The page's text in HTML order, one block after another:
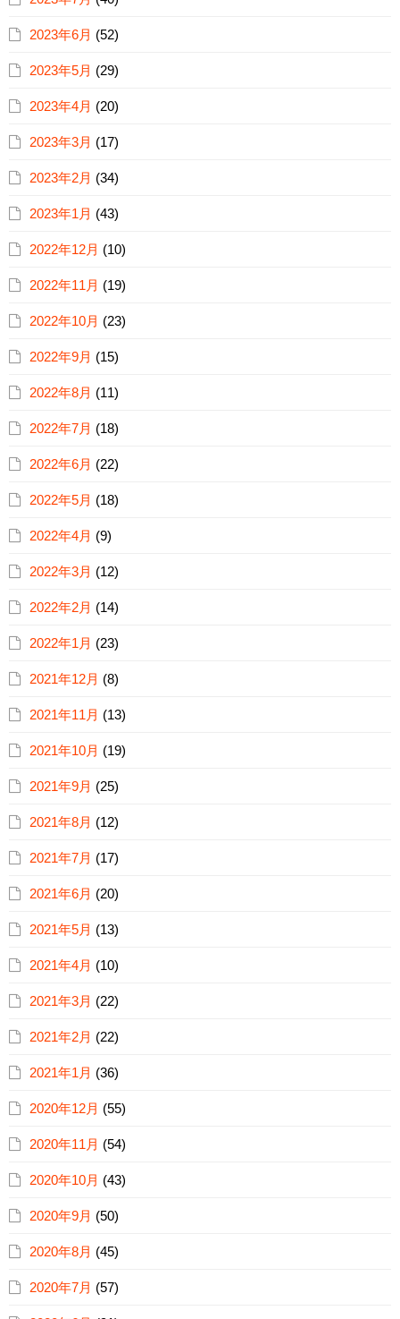
2023年6月 (52)
2023年5月 (29)
2023年4月 (20)
2023年3月 (17)
2023年2月 (34)
2023年1月 (43)
2022年12月 (10)
2022年11月 (19)
2022年10月 (23)
2022年9月 (15)
2022年8月 (11)
2022年7月 (18)
2022年6月 (22)
2022年5月 (18)
2022年4月 (9)
2022年3月 (12)
2022年2月 (14)
2022年1月 (23)
2021年12月 (8)
2021年11月 (13)
2021年10月 (19)
2021年9月 (25)
2021年8月 (12)
2021年7月 (17)
2021年6月 (20)
2021年5月 (13)
2021年4月 (10)
2021年3月 (22)
2021年2月 (22)
2021年1月 (36)
2020年12月 (55)
2020年11月 (54)
2020年10月 (43)
2020年9月 (50)
2020年8月 (45)
2020年7月 (57)